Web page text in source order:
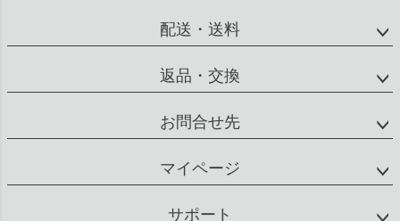
配送・送料
返品・交換
お問合せ先
マイページ
サポート